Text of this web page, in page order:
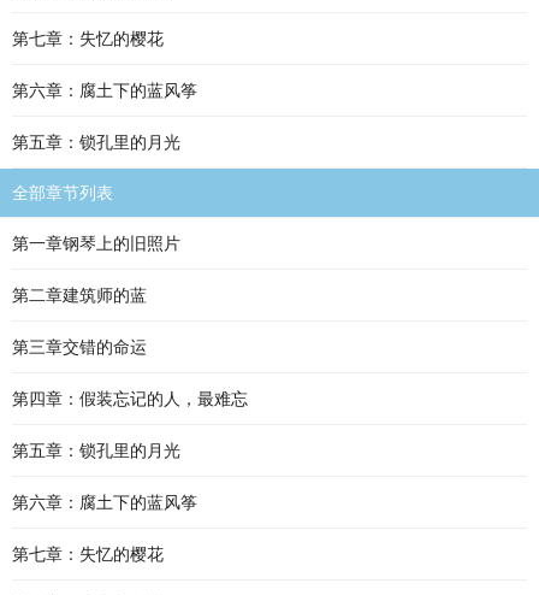
第七章：失忆的樱花
第六章：腐土下的蓝风筝
第五章：锁孔里的月光
全部章节列表
第一章钢琴上的旧照片
第二章建筑师的蓝
第三章交错的命运
第四章：假装忘记的人，最难忘
第五章：锁孔里的月光
第六章：腐土下的蓝风筝
第七章：失忆的樱花